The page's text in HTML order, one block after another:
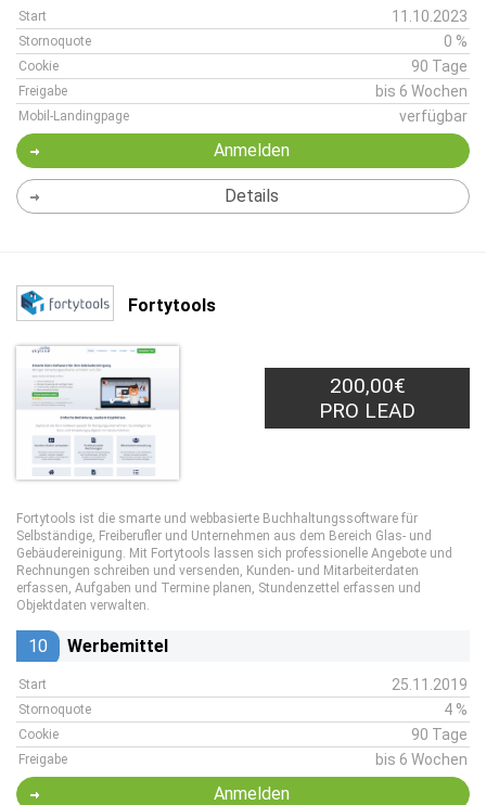
Start 11.10.2023
Stornoquote 0 %
Cookie 90 Tage
Freigabe bis 6 Wochen
Mobil-Landingpage verfügbar
Anmelden
Details
Fortytools
200,00€
PRO LEAD
Fortytools ist die smarte und webbasierte Buchhaltungssoftware für
Selbständige, Freiberufler und Unternehmen aus dem Bereich Glas- und
Gebäudereinigung. Mit Fortytools lassen sich professionelle Angebote und
Rechnungen schreiben und versenden, Kunden- und Mitarbeiterdaten
erfassen, Aufgaben und Termine planen, Stundenzettel erfassen und
Objektdaten verwalten.
10 Werbemittel
Start 25.11.2019
Stornoquote 4 %
Cookie 90 Tage
Freigabe bis 6 Wochen
Anmelden